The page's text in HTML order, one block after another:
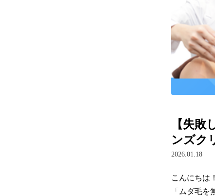
【失
ンズク
2026.01.18
こんにちは
「ムダ毛